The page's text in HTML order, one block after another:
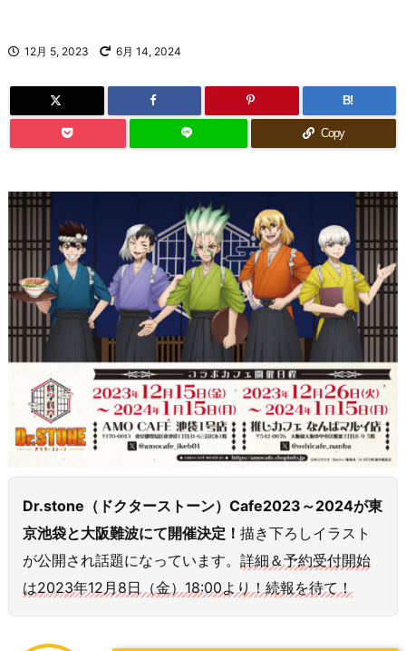
12月 5, 2023 6月 14, 2024
B!
Copy
Dr.stone（ドクターストーン）Cafe2023～2024が東
京池袋と大阪難波にて開催決定！ 描き下ろしイラスト
が公開され話題になっています。 詳細＆予約受付開始
は2023年12月8日（金）18:00より！続報を待て！